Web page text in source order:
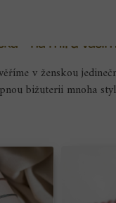
- na míru
v ženskou
bižuterii mnoha